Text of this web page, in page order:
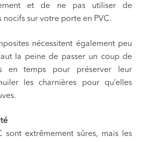
et de ne pas utiliser de
sur votre porte en PVC.
nécessitent également peu
la peine de passer un coup de
en temps pour préserver leur
les charnières pour qu’elles
sont extrêmement sûres, mais les